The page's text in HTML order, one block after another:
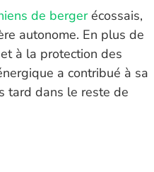
de bergerécossais,
autonome. En plus de
à la protection des
a contribué à sa
tard dans le reste de